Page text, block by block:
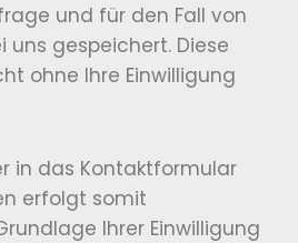
und für den Fall von
uns gespeichert. Diese
ohne Ihre Einwilligung
in das Kontaktformular
erfolgt somit
Ihrer Einwilligung